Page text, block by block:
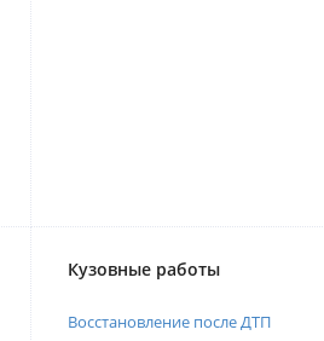
Кузовные работы
Восстановление после ДТП